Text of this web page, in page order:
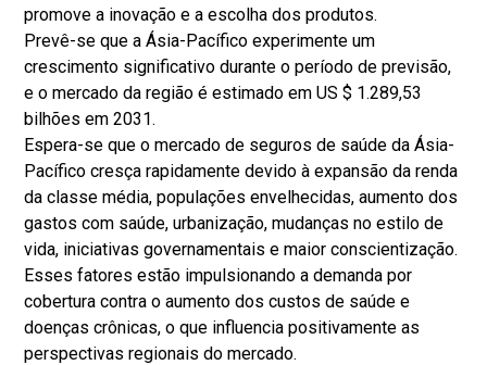
promove a inovação e a escolha dos produtos.
Prevê-se que a Ásia-Pacífico experimente um
crescimento significativo durante o período de previsão,
e o mercado da região é estimado em US $ 1.289,53
bilhões em 2031.
Espera-se que o mercado de seguros de saúde da Ásia-
Pacífico cresça rapidamente devido à expansão da renda
da classe média, populações envelhecidas, aumento dos
gastos com saúde, urbanização, mudanças no estilo de
vida, iniciativas governamentais e maior conscientização.
Esses fatores estão impulsionando a demanda por
cobertura contra o aumento dos custos de saúde e
doenças crônicas, o que influencia positivamente as
perspectivas regionais do mercado.